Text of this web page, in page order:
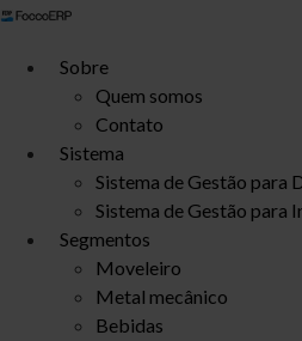
Ir
conteúdo
Sobre
Quem somos
Contato
Sistema
Sistema de Gestão para
Sistema de Gestão para
Segmentos
Moveleiro
Metal mecânico
Bebidas